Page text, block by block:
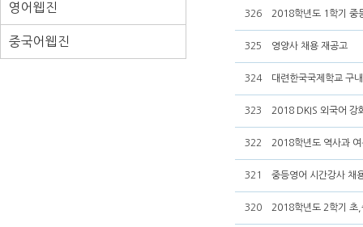
영어웹진
중국어웹진
326 2018학년도 1학기 중
325 영양사 채용 재공고
324 대련한국국제학교 구
323 2018 DKIS 외국어 강
322 2018학년도 역사과
321 중등영어 시간강사 채
320 2018학년도 2학기 초